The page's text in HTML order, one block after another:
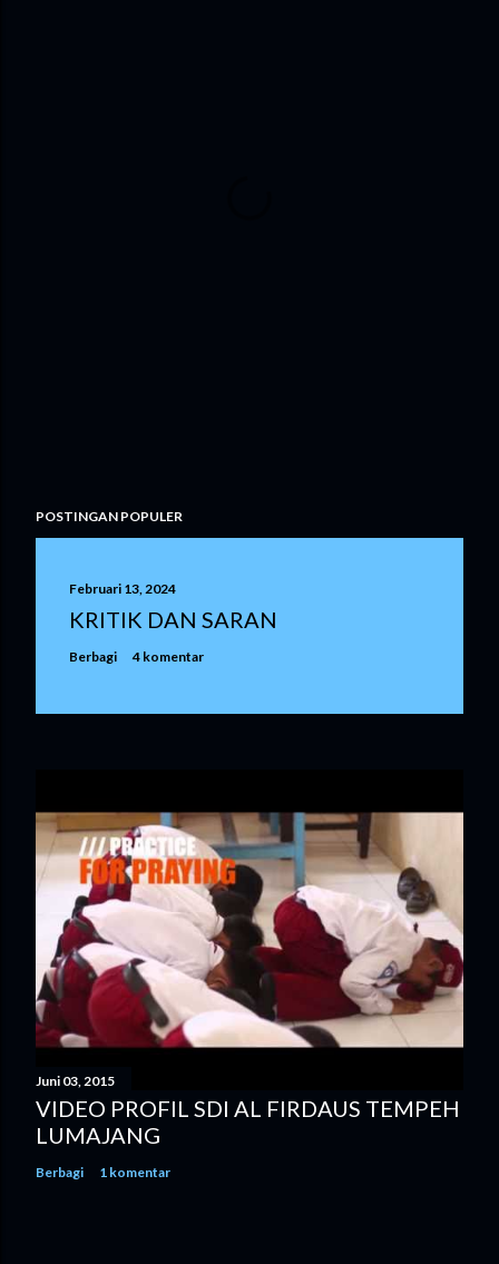
POSTINGAN POPULER
Februari 13, 2024
KRITIK DAN SARAN
Berbagi 4 komentar
Juni 03, 2015
VIDEO PROFIL SDI AL FIRDAUS TEMPEH
LUMAJANG
Berbagi 1 komentar